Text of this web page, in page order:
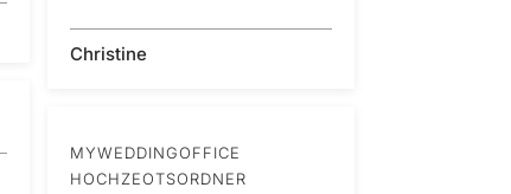
Christine
MYWEDDINGOFFICE
HOCHZEOTSORDNER